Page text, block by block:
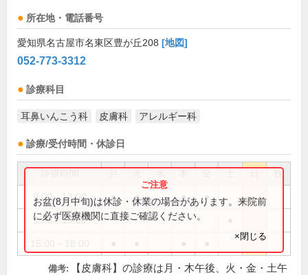
所在地・電話番号
愛知県名古屋市名東区豊が丘208 [地図]
052-773-3312
診療科目
耳鼻いんこう科 皮膚科 アレルギー科
診療/受付時間・休診日
祝
9:00～12:00 ● ● ● ●
9:00～13:00
お盆(8月中旬)は休診・休業の場合があります。来院前
に必ず医療機関に直接ご確認ください。
×閉じる
備考:
【皮膚科】の診療は月・木午後、火・金・土午